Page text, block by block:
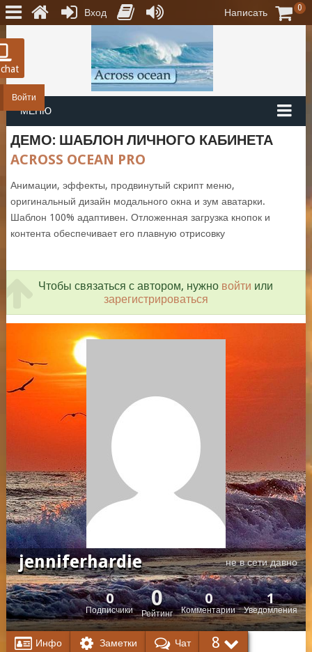
Войти
МЕНЮ
ДЕМО: ШАБЛОН ЛИЧНОГО КАБИНЕТА
ACROSS OCEAN PRO
Анимации, эффекты, продвинутый скрипт меню,
оригинальный дизайн модального окна и зум аватарки.
Шаблон 100% адаптивен. Отложенная загрузка кнопок и
контента обеспечивает его плавную отрисовку
Чтобы связаться с автором, нужно войти или
зарегистрироваться
jenniferhardie не в сети давно
Подписчики
0
Рейтинг
0 Комментарии
0
Уведомления
1
Инфо Заметки Чат 8
Вход Написать 0